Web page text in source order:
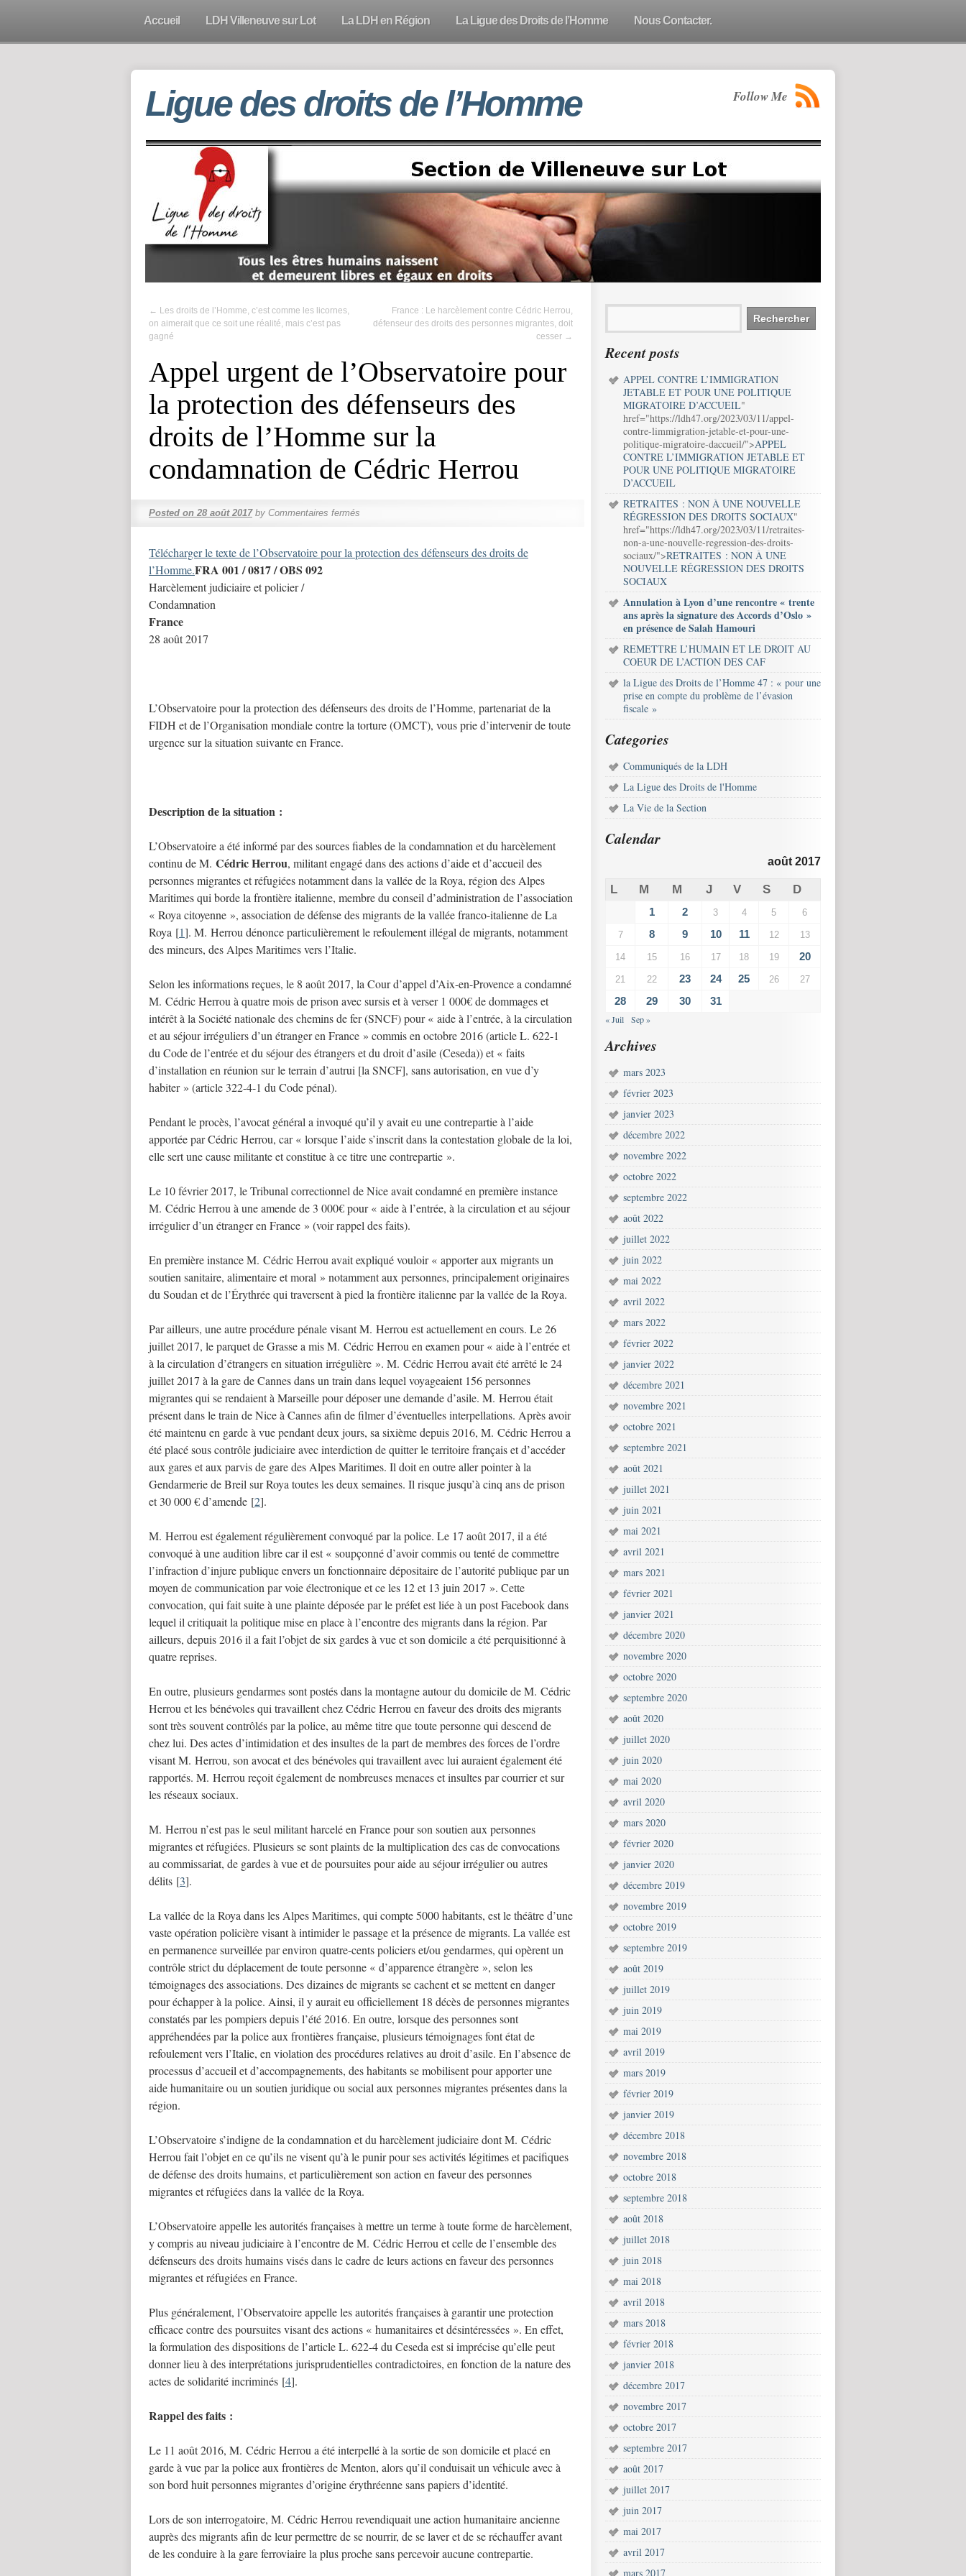
Accueil LDH Villeneuve sur Lot La LDH en Région La Ligue des Droits de l’Homme Nous Contacter.
Ligue des droits de l’Homme Follow Me
← Les droits de l’Homme, c’est comme les licornes,
on aimerait que ce soit une réalité, mais c’est pas
gagné
France : Le harcèlement contre Cédric Herrou,
défenseur des droits des personnes migrantes, doit
cesser →
Appel urgent de l’Observatoire pour
la protection des défenseurs des
droits de l’Homme sur la
condamnation de Cédric Herrou
Posted on 28 août 2017 by Commentaires fermés
Télécharger le texte de l’Observatoire pour la protection des défenseurs des droits de
l’Homme.FRA 001 / 0817 / OBS 092
Harcèlement judiciaire et policier /
Condamnation
France
28 août 2017
L’Observatoire pour la protection des défenseurs des droits de l’Homme, partenariat de la
FIDH et de l’Organisation mondiale contre la torture (OMCT), vous prie d’intervenir de toute
urgence sur la situation suivante en France.
Description de la situation :
L’Observatoire a été informé par des sources fiables de la condamnation et du harcèlement
continu de M. Cédric Herrou, militant engagé dans des actions d’aide et d’accueil des
personnes migrantes et réfugiées notamment dans la vallée de la Roya, région des Alpes
Maritimes qui borde la frontière italienne, membre du conseil d’administration de l’association
« Roya citoyenne », association de défense des migrants de la vallée franco-italienne de La
Roya [1]. M. Herrou dénonce particulièrement le refoulement illégal de migrants, notamment
des mineurs, des Alpes Maritimes vers l’Italie.
Selon les informations reçues, le 8 août 2017, la Cour d’appel d’Aix-en-Provence a condamné
M. Cédric Herrou à quatre mois de prison avec sursis et à verser 1 000€ de dommages et
intérêt à la Société nationale des chemins de fer (SNCF) pour « aide à l’entrée, à la circulation
et au séjour irréguliers d’un étranger en France » commis en octobre 2016 (article L. 622-1
du Code de l’entrée et du séjour des étrangers et du droit d’asile (Ceseda)) et « faits
d’installation en réunion sur le terrain d’autrui [la SNCF], sans autorisation, en vue d’y
habiter » (article 322-4-1 du Code pénal).
Pendant le procès, l’avocat général a invoqué qu’il y avait eu une contrepartie à l’aide
apportée par Cédric Herrou, car « lorsque l’aide s’inscrit dans la contestation globale de la loi,
elle sert une cause militante et constitue à ce titre une contrepartie ».
Le 10 février 2017, le Tribunal correctionnel de Nice avait condamné en première instance
M. Cédric Herrou à une amende de 3 000€ pour « aide à l’entrée, à la circulation et au séjour
irrégulier d’un étranger en France » (voir rappel des faits).
En première instance M. Cédric Herrou avait expliqué vouloir « apporter aux migrants un
soutien sanitaire, alimentaire et moral » notamment aux personnes, principalement originaires
du Soudan et de l’Érythrée qui traversent à pied la frontière italienne par la vallée de la Roya.
Par ailleurs, une autre procédure pénale visant M. Herrou est actuellement en cours. Le 26
juillet 2017, le parquet de Grasse a mis M. Cédric Herrou en examen pour « aide à l’entrée et
à la circulation d’étrangers en situation irrégulière ». M. Cédric Herrou avait été arrêté le 24
juillet 2017 à la gare de Cannes dans un train dans lequel voyageaient 156 personnes
migrantes qui se rendaient à Marseille pour déposer une demande d’asile. M. Herrou était
présent dans le train de Nice à Cannes afin de filmer d’éventuelles interpellations. Après avoir
été maintenu en garde à vue pendant deux jours, sa sixième depuis 2016, M. Cédric Herrou a
été placé sous contrôle judiciaire avec interdiction de quitter le territoire français et d’accéder
aux gares et aux parvis de gare des Alpes Maritimes. Il doit en outre aller pointer à la
Gendarmerie de Breil sur Roya toutes les deux semaines. Il risque jusqu’à cinq ans de prison
et 30 000 € d’amende [2].
M. Herrou est également régulièrement convoqué par la police. Le 17 août 2017, il a été
convoqué à une audition libre car il est « soupçonné d’avoir commis ou tenté de commettre
l’infraction d’injure publique envers un fonctionnaire dépositaire de l’autorité publique par un
moyen de communication par voie électronique et ce les 12 et 13 juin 2017 ». Cette
convocation, qui fait suite à une plainte déposée par le préfet est liée à un post Facebook dans
lequel il critiquait la politique mise en place à l’encontre des migrants dans la région. Par
ailleurs, depuis 2016 il a fait l’objet de six gardes à vue et son domicile a été perquisitionné à
quatre reprises.
En outre, plusieurs gendarmes sont postés dans la montagne autour du domicile de M. Cédric
Herrou et les bénévoles qui travaillent chez Cédric Herrou en faveur des droits des migrants
sont très souvent contrôlés par la police, au même titre que toute personne qui descend de
chez lui. Des actes d’intimidation et des insultes de la part de membres des forces de l’ordre
visant M. Herrou, son avocat et des bénévoles qui travaillent avec lui auraient également été
rapportés. M. Herrou reçoit également de nombreuses menaces et insultes par courrier et sur
les réseaux sociaux.
M. Herrou n’est pas le seul militant harcelé en France pour son soutien aux personnes
migrantes et réfugiées. Plusieurs se sont plaints de la multiplication des cas de convocations
au commissariat, de gardes à vue et de poursuites pour aide au séjour irrégulier ou autres
délits [3].
La vallée de la Roya dans les Alpes Maritimes, qui compte 5000 habitants, est le théâtre d’une
vaste opération policière visant à intimider le passage et la présence de migrants. La vallée est
en permanence surveillée par environ quatre-cents policiers et/ou gendarmes, qui opèrent un
contrôle strict du déplacement de toute personne « d’apparence étrangère », selon les
témoignages des associations. Des dizaines de migrants se cachent et se mettent en danger
pour échapper à la police. Ainsi, il y aurait eu officiellement 18 décès de personnes migrantes
constatés par les pompiers depuis l’été 2016. En outre, lorsque des personnes sont
appréhendées par la police aux frontières française, plusieurs témoignages font état de
refoulement vers l’Italie, en violation des procédures relatives au droit d’asile. En l’absence de
processus d’accueil et d’accompagnements, des habitants se mobilisent pour apporter une
aide humanitaire ou un soutien juridique ou social aux personnes migrantes présentes dans la
région.
L’Observatoire s’indigne de la condamnation et du harcèlement judiciaire dont M. Cédric
Herrou fait l’objet en ce qu’ils ne visent qu’à le punir pour ses activités légitimes et pacifiques
de défense des droits humains, et particulièrement son action en faveur des personnes
migrantes et réfugiées dans la vallée de la Roya.
L’Observatoire appelle les autorités françaises à mettre un terme à toute forme de harcèlement,
y compris au niveau judiciaire à l’encontre de M. Cédric Herrou et celle de l’ensemble des
défenseurs des droits humains visés dans le cadre de leurs actions en faveur des personnes
migrantes et réfugiées en France.
Plus généralement, l’Observatoire appelle les autorités françaises à garantir une protection
efficace contre des poursuites visant des actions « humanitaires et désintéressées ». En effet,
la formulation des dispositions de l’article L. 622-4 du Ceseda est si imprécise qu’elle peut
donner lieu à des interprétations jurisprudentielles contradictoires, en fonction de la nature des
actes de solidarité incriminés [4].
Rappel des faits :
Le 11 août 2016, M. Cédric Herrou a été interpellé à la sortie de son domicile et placé en
garde à vue par la police aux frontières de Menton, alors qu’il conduisait un véhicule avec à
son bord huit personnes migrantes d’origine érythréenne sans papiers d’identité.
Lors de son interrogatoire, M. Cédric Herrou revendiquait une action humanitaire ancienne
auprès des migrants afin de leur permettre de se nourrir, de se laver et de se réchauffer avant
de les conduire à la gare ferroviaire la plus proche sans percevoir aucune contrepartie.
Recent posts
APPEL CONTRE L’IMMIGRATION
JETABLE ET POUR UNE POLITIQUE
MIGRATOIRE D’ACCUEIL"
href="https://ldh47.org/2023/03/11/appel-
contre-limmigration-jetable-et-pour-une-
politique-migratoire-daccueil/">APPEL
CONTRE L’IMMIGRATION JETABLE ET
POUR UNE POLITIQUE MIGRATOIRE
D’ACCUEIL
RETRAITES : NON À UNE NOUVELLE
RÉGRESSION DES DROITS SOCIAUX"
href="https://ldh47.org/2023/03/11/retraites-
non-a-une-nouvelle-regression-des-droits-
sociaux/">RETRAITES : NON À UNE
NOUVELLE RÉGRESSION DES DROITS
SOCIAUX
Annulation à Lyon d’une rencontre « trente
ans après la signature des Accords d’Oslo »
en présence de Salah Hamouri
REMETTRE L’HUMAIN ET LE DROIT AU
COEUR DE L’ACTION DES CAF
la Ligue des Droits de l’Homme 47 : « pour une
prise en compte du problème de l’évasion
fiscale »
Categories
Communiqués de la LDH
La Ligue des Droits de l'Homme
La Vie de la Section
Calendar
août 2017
L M M J V S D
1 2 3 4 5 6
7 8 9 10 11 12 13
14 15 16 17 18 19 20
21 22 23 24 25 26 27
28 29 30 31
« Juil Sep »
Archives
mars 2023
février 2023
janvier 2023
décembre 2022
novembre 2022
octobre 2022
septembre 2022
août 2022
juillet 2022
juin 2022
mai 2022
avril 2022
mars 2022
février 2022
janvier 2022
décembre 2021
novembre 2021
octobre 2021
septembre 2021
août 2021
juillet 2021
juin 2021
mai 2021
avril 2021
mars 2021
février 2021
janvier 2021
décembre 2020
novembre 2020
octobre 2020
septembre 2020
août 2020
juillet 2020
juin 2020
mai 2020
avril 2020
mars 2020
février 2020
janvier 2020
décembre 2019
novembre 2019
octobre 2019
septembre 2019
août 2019
juillet 2019
juin 2019
mai 2019
avril 2019
mars 2019
février 2019
janvier 2019
décembre 2018
novembre 2018
octobre 2018
septembre 2018
août 2018
juillet 2018
juin 2018
mai 2018
avril 2018
mars 2018
février 2018
janvier 2018
décembre 2017
novembre 2017
octobre 2017
septembre 2017
août 2017
juillet 2017
juin 2017
mai 2017
avril 2017
mars 2017